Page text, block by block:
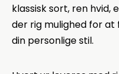
klassisk sort, ren hvid,
der rig mulighed for
din personlige stil.